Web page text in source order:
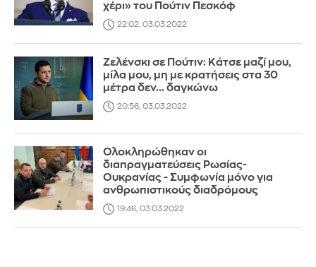
χέρι» του Πούτιν Πεσκόφ
22:02, 03.03.2022
Ζελένσκι σε Πούτιν: Κάτσε μαζί μου,
μίλα μου, μη με κρατήσεις στα 30
μέτρα δεν... δαγκώνω
20:56, 03.03.2022
Ολοκληρώθηκαν οι
διαπραγματεύσεις Ρωσίας-
Ουκρανίας - Συμφωνία μόνο για
ανθρωπιστικούς διαδρόμους
19:46, 03.03.2022